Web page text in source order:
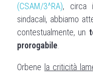
(CSAM/3^RA), circa
sindacali, abbiamo
contestualmente, un
prorogabile
Orbene la criticità